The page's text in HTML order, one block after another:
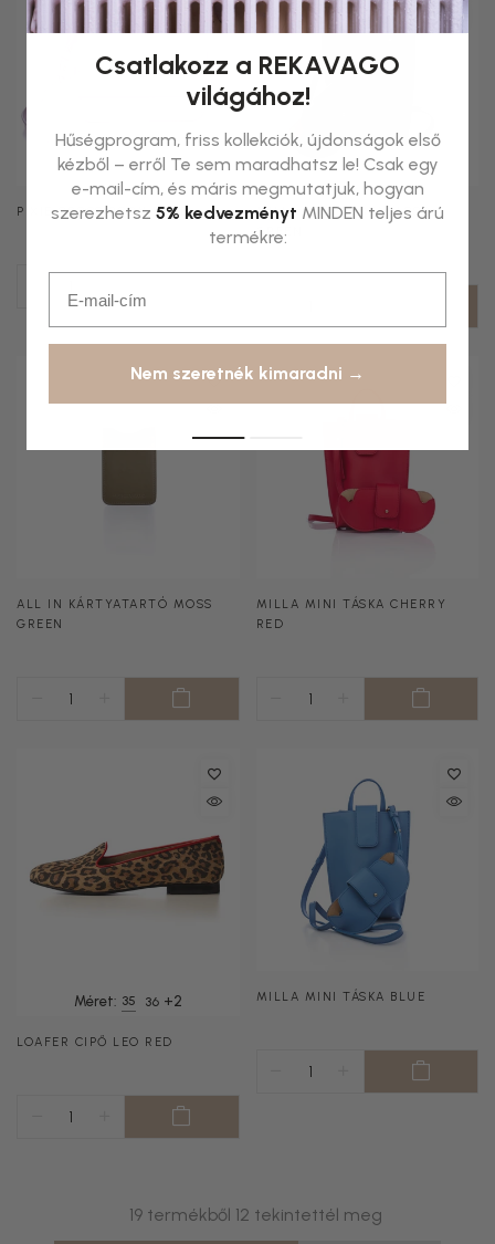
PIXIE CROSS BODY ROSE
MILLA MINI TÁSKA MOSS
GREEN
ALL IN KÁRTYATARTÓ MOSS
GREEN
MILLA MINI TÁSKA CHERRY
RED
Méret: 35 36 +2
LOAFER CIPŐ LEO RED
MILLA MINI TÁSKA BLUE
19 termékből 12 tekintettél meg
Csatlakozz a REKAVAGO
világához!
Hűségprogram, friss kollekciók, újdonságok első
kézből – erről Te sem maradhatsz le! Csak egy
e-mail-cím, és máris megmutatjuk, hogyan
szerezhetsz 5% kedvezményt MINDEN teljes árú
termékre:
Nem szeretnék kimaradni →